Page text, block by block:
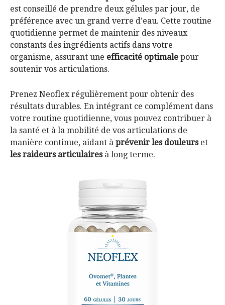
est conseillé de prendre deux gélules par jour, de
préférence avec un grand verre d’eau. Cette routine
quotidienne permet de maintenir des niveaux
constants des ingrédients actifs dans votre
organisme, assurant une efficacité optimale pour
soutenir vos articulations.
Prenez Neoflex régulièrement pour obtenir des
résultats durables. En intégrant ce complément dans
votre routine quotidienne, vous pouvez contribuer à
la santé et à la mobilité de vos articulations de
manière continue, aidant à prévenir les douleurset
les raideurs articulairesà long terme.